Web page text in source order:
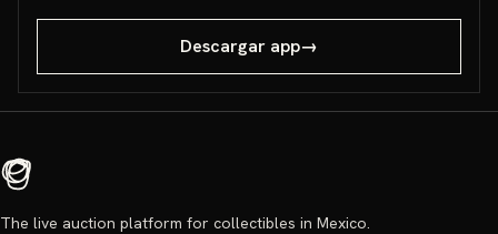
Descargar app→
The live auction platform for collectibles in Mexico.